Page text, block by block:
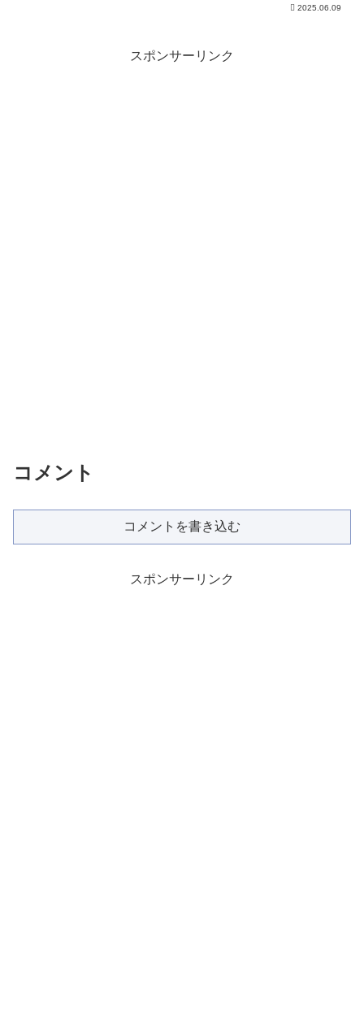
2025.06.09
スポンサーリンク
コメント
コメントを書き込む
スポンサーリンク